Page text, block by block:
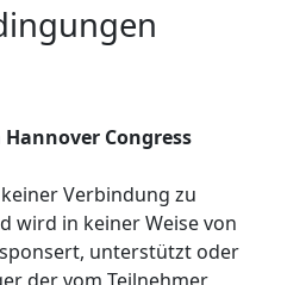
Congress
Verbindung zu
wird in keiner Weise von
unterstützt oder